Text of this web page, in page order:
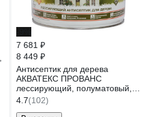
7 681 ₽
8 449 ₽
Антисептик для дерева
АКВАТЕКС ПРОВАНС
лессирующий, полуматовый,
орех, 9 л 205727
4.7(102)